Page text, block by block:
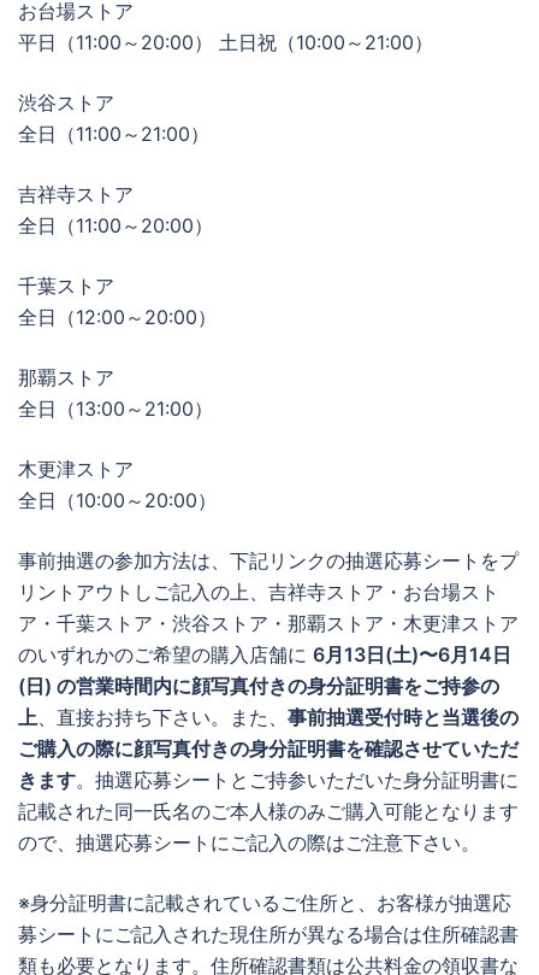
お台場ストア
平日（11:00～20:00） 土日祝（10:00～21:00）
渋谷ストア
全日（11:00～21:00）
吉祥寺ストア
全日（11:00～20:00）
千葉ストア
全日（12:00～20:00）
那覇ストア
全日（13:00～21:00）
木更津ストア
全日（10:00～20:00）
事前抽選の参加方法は、下記リンクの抽選応募シートをプ
リントアウトしご記入の上、吉祥寺ストア・お台場スト
ア・千葉ストア・渋谷ストア・那覇ストア・木更津ストア
のいずれかのご希望の購入店舗に 6月13日(土)〜6月14日
(日) の営業時間内に顔写真付きの身分証明書をご持参の
上、直接お持ち下さい。また、 事前抽選受付時と当選後の
ご購入の際に顔写真付きの身分証明書を確認させていただ
きます。抽選応募シートとご持参いただいた身分証明書に
記載された同一氏名のご本人様のみご購入可能となります
ので、抽選応募シートにご記入の際はご注意下さい。
※身分証明書に記載されているご住所と、お客様が抽選応
募シートにご記入された現住所が異なる場合は住所確認書
類も必要となります。住所確認書類は公共料金の領収書な